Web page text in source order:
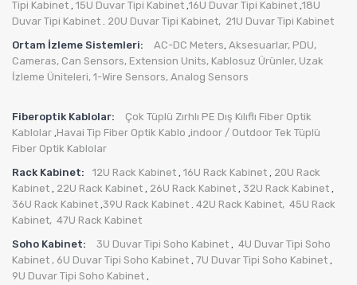
Tipi Kabinet , 15U Duvar Tipi Kabinet ,16U Duvar Tipi Kabinet ,18U
Duvar Tipi Kabinet . 20U Duvar Tipi Kabinet, 21U Duvar Tipi Kabinet
Ortam İzleme Sistemleri:
AC-DC Meters, Aksesuarlar, PDU,
Cameras, Can Sensors, Extension Units, Kablosuz Ürünler, Uzak
İzleme Üniteleri, 1-Wire Sensors, Analog Sensors
Fiberoptik Kablolar:
Çok Tüplü Zırhlı PE Dış Kılıflı Fiber Optik
Kablolar ,Havai Tip Fiber Optik Kablo ,indoor / Outdoor Tek Tüplü
Fiber Optik Kablolar
Rack Kabinet:
12U Rack Kabinet , 16U Rack Kabinet , 20U Rack
Kabinet , 22U Rack Kabinet , 26U Rack Kabinet , 32U Rack Kabinet ,
36U Rack Kabinet ,39U Rack Kabinet . 42U Rack Kabinet, 45U Rack
Kabinet, 47U Rack Kabinet
Soho Kabinet:
3U Duvar Tipi Soho Kabinet , 4U Duvar Tipi Soho
Kabinet , 6U Duvar Tipi Soho Kabinet , 7U Duvar Tipi Soho Kabinet ,
9U Duvar Tipi Soho Kabinet ,